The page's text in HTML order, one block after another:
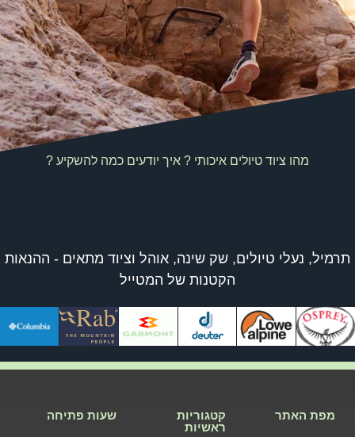
מהו ציוד טיולים איכותי ? איך יודעים כמה להשקיע ?
תרמיל, נעלי טיולים, שק שינה, אוהל וציוד מתאים - ההנאות
הקטנות של המטייל
מפת האתר
קטגוריות
ראשיות
שעות פתיחה